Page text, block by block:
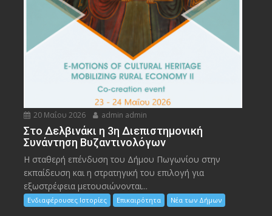
20 Μαΐου 2026 admin admin
Στο Δελβινάκι η 3η Διεπιστημονική
Συνάντηση Βυζαντινολόγων
Η σταθερή επένδυση του Δήμου Πωγωνίου στην
εκπαίδευση και η στρατηγική του επιλογή για
εξωστρέφεια μετουσιώνονται...
Ενδιαφέρουσες Ιστορίες Επικαιρότητα Νέα των Δήμων